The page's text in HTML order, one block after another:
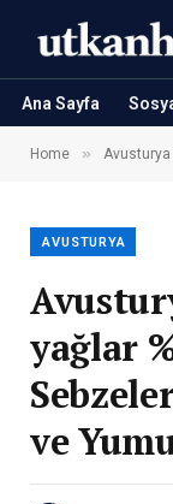
Ana Sayfa
Home » Avusturya
AVUSTURYA
yağlar
ve